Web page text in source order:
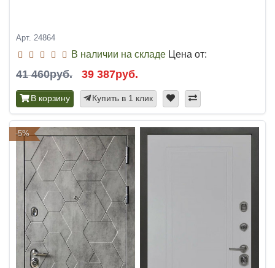
Арт. 24864
В наличии на складе Цена от:
41 460руб. 39 387руб.
В корзину Купить в 1 клик
-5%